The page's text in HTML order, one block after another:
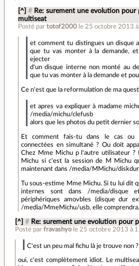
[^] # Re: surement une evolution pour
multiseat
Posté partotof2000 le 25 octobre 2013
et comment tu distingues un disque
que tu vas monter à la demande,
ejecter
d'un disque interne non monté au
que tu vas monter à la demande et
Ce n'est que la reformulation de ma
et apres va expliquer à madame
/media/michu/clefusb
alors que les photos du petit dernier
Et comment fais-tu dans le cas ou
connectées en simultané ? Ou doit
Chez Mme Michu p l'autre utilisateur ?
Michu si c'est la session de M Michu
maintenant dans /media/MMichu/diskdur
Tu sous-estime Mme Michu. Si tu lui dit
internes sont dans /media/disque
périphériques amovbles (disque dur
/media/MmeMichu/usb, elle comprendra.
[^] # Re: surement une evolution pour
Posté par fravashyo le 25 octobre 2013 à
C'est un peu mal fichu là je trouve non ?
oui, c'est complètement idiot. Le